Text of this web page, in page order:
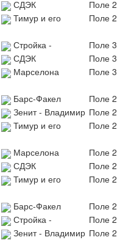
СДЭК
Поле 2
Тимур и его
Поле 2
Стройка -
Поле 3
СДЭК
Поле 3
Марселона
Поле 3
Барс-Факел
Поле 2
Зенит - Владимир Поле 2
Тимур и его
Поле 2
Марселона
Поле 2
СДЭК
Поле 2
Тимур и его
Поле 2
Барс-Факел
Поле 2
Стройка -
Поле 2
Зенит - Владимир Поле 2